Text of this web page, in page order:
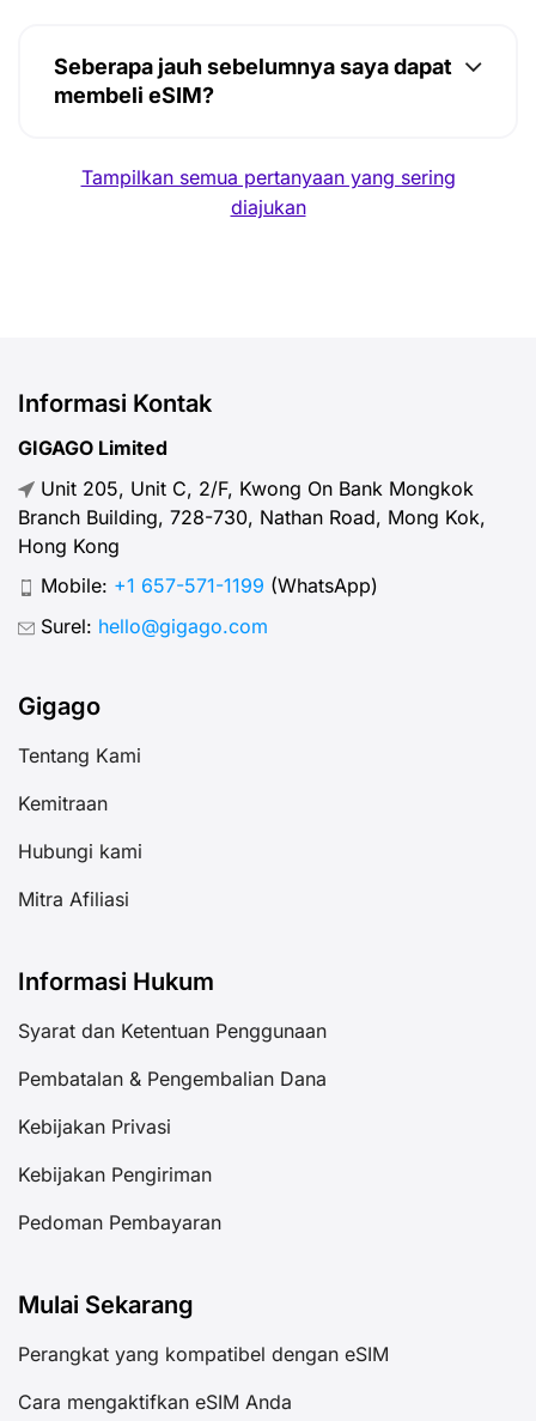
Seberapa jauh sebelumnya saya dapat
membeli eSIM?
Tampilkan semua pertanyaan yang sering
diajukan
Informasi Kontak
GIGAGO Limited
Unit 205, Unit C, 2/F, Kwong On Bank Mongkok
Branch Building, 728-730, Nathan Road, Mong Kok,
Hong Kong
Mobile: +1 657-571-1199 (WhatsApp)
Surel: hello@gigago.com
Gigago
Tentang Kami
Kemitraan
Hubungi kami
Mitra Afiliasi
Informasi Hukum
Syarat dan Ketentuan Penggunaan
Pembatalan & Pengembalian Dana
Kebijakan Privasi
Kebijakan Pengiriman
Pedoman Pembayaran
Mulai Sekarang
Perangkat yang kompatibel dengan eSIM
Cara mengaktifkan eSIM Anda